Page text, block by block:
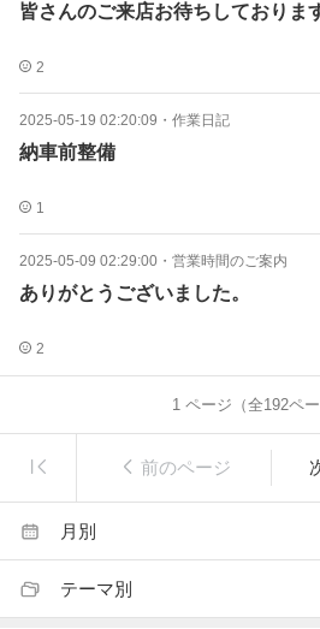
皆さんのご来店お待ちしておりま
2
2025-05-19 02:20:09 ・ 作業日記
納車前整備
1
2025-05-09 02:29:00 ・ 営業時間のご案内
ありがとうございました。
2
1 ページ（全192ペー
前のページ
月別
テーマ別